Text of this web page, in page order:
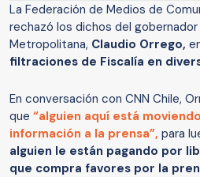
La Federación de Medios de
rechazó los dichos del gobernador
Metropolitana, Claudio Orrego,
filtraciones de Fiscalía en
En conversación con CNN Chile,
que “alguien aquí está
información a la prensa”, para
alguien le están pagando por
que compra favores por la